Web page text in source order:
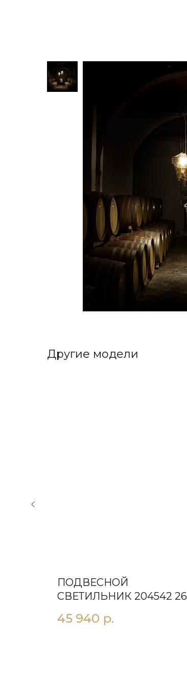
Другие модели
ПОДВЕСНОЙ
СВЕТИЛЬНИК 204542 26
45 940 р.